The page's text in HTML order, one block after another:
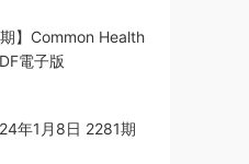
】Common Health
電子版
年1月8日 2281期